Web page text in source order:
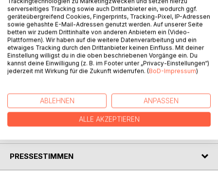
herauszufinden. Opa Abraham hat die Shoah überlebt und
sich im Kibbuz ein neues Leben aufgebaut. Er weigert sich,
mit seinem Enkel über seine Erfahrungen zu sprechen.
An der Universität verliebt sich Boaz in eine Palästinenserin.
Trotz der Ablehnung ihrer Eltern und Brüder heiraten die
beiden.
Für seine Nachforschungen reist Boaz nach Deutschland
auf einen ehemaligen Gefährten seines Großvaters.
Dessen Enthüllungen drohen die Familie zu zerreißen.
PRESSESTIMMEN
serverseitiges Tracking sowie auch Drittanbieter ein, wodurch ggf.
geräteübergreifend Cookies, Fingerprints, Tracking-Pixel, IP-Adressen
sowie gehashte E-Mail-Adressen genutzt werden. Auf unserer Seite
betten wir zudem Drittinhalte von anderen Anbietern ein (Video-
Plattformen). Wir haben auf die weitere Datenverarbeitung und ein
etwaiges Tracking durch den Drittanbieter keinen Einfluss. Mit deiner
Einstellung willigst du in die oben beschriebenen Vorgänge ein. Du
kannst deine Einwilligung (z. B. im Footer unter „Privacy-Einstellungen“)
jederzeit mit Wirkung für die Zukunft widerrufen. (BoD-Impressum)
ABLEHNEN ANPASSEN
ALLE AKZEPTIEREN